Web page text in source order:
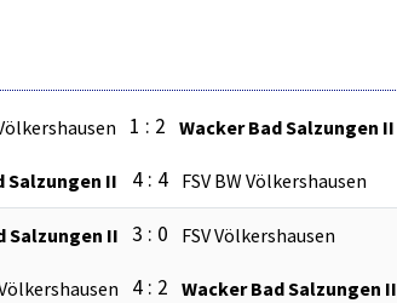
1 : 2 Wacker Bad Salzungen II
Salzungen II 4 : 4 FSV BW Völkershausen
Salzungen II 3 : 0 FSV Völkershausen
4 : 2 Wacker Bad Salzungen II